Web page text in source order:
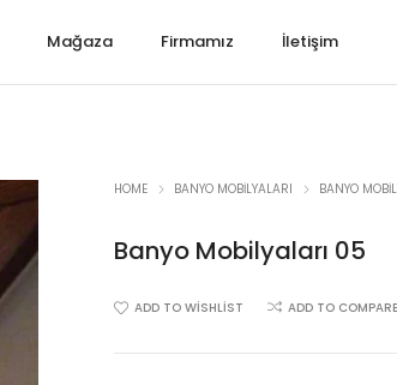
Mağaza Firmamız İletişim
HOME BANYO MOBILYALARI BANYO
Banyo Mobilyaları 05
ADD TO WISHLIST ADD TO COMPARE